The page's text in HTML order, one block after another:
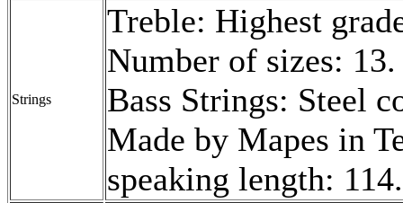
Strings
Treble: Highest
Number of sizes:
Bass Strings: Steel
Made by Mapes in
speaking length: